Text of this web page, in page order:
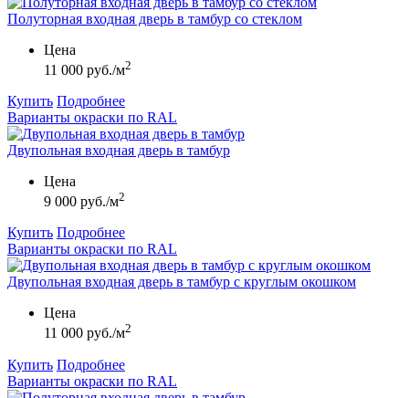
Полуторная входная дверь в тамбур со стеклом
Цена
11 000 руб./м2
Купить Подробнее
Варианты окраски по RAL
Двупольная входная дверь в тамбур
Цена
9 000 руб./м2
Купить Подробнее
Варианты окраски по RAL
Двупольная входная дверь в тамбур с круглым окошком
Цена
11 000 руб./м2
Купить Подробнее
Варианты окраски по RAL